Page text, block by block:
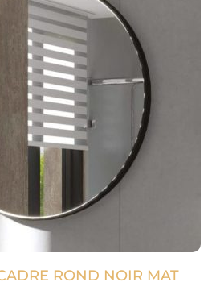
ROND NOIR MAT